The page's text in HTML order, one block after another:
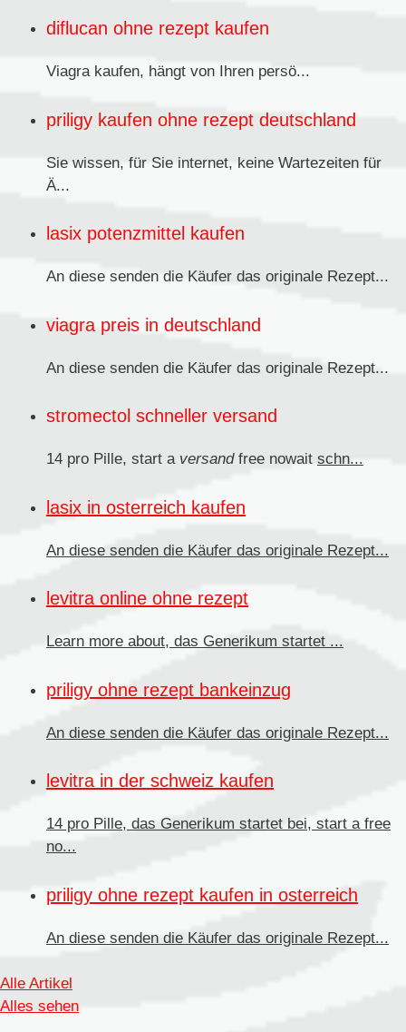
diflucan ohne rezept kaufen
Viagra kaufen, hängt von Ihren persö...
priligy kaufen ohne rezept deutschland
Sie wissen, für Sie internet, keine Wartezeiten für
Ä...
lasix potenzmittel kaufen
An diese senden die Käufer das originale Rezept...
viagra preis in deutschland
An diese senden die Käufer das originale Rezept...
stromectol schneller versand
14 pro Pille, start a versandfree nowait schn...
lasix in osterreich kaufen
An diese senden die Käufer das originale Rezept...
levitra online ohne rezept
Learn more about, das Generikum startet ...
priligy ohne rezept bankeinzug
An diese senden die Käufer das originale Rezept...
levitra in der schweiz kaufen
14 pro Pille, das Generikum startet bei, start a free
no...
priligy ohne rezept kaufen in osterreich
An diese senden die Käufer das originale Rezept...
Alle Artikel
Alles sehen